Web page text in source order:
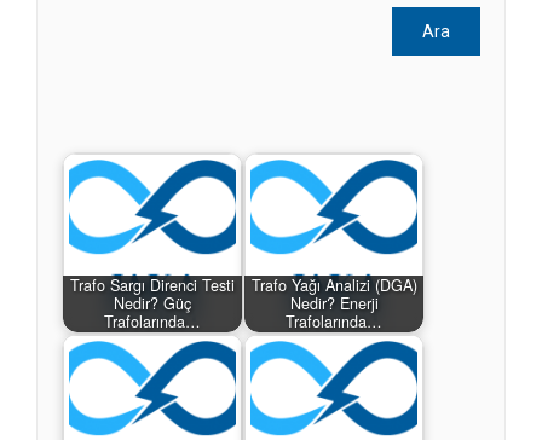
Trafo Sargı Direnci Testi
Nedir? Güç
Trafolarında…
Trafo Yağı Analizi (DGA)
Nedir? Enerji
Trafolarında…